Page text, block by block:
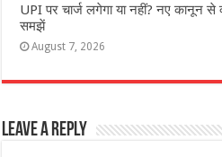
UPI पर चार्ज लगेगा या नहीं? नए कानून
समझें
August 7, 2026
Leave a Reply